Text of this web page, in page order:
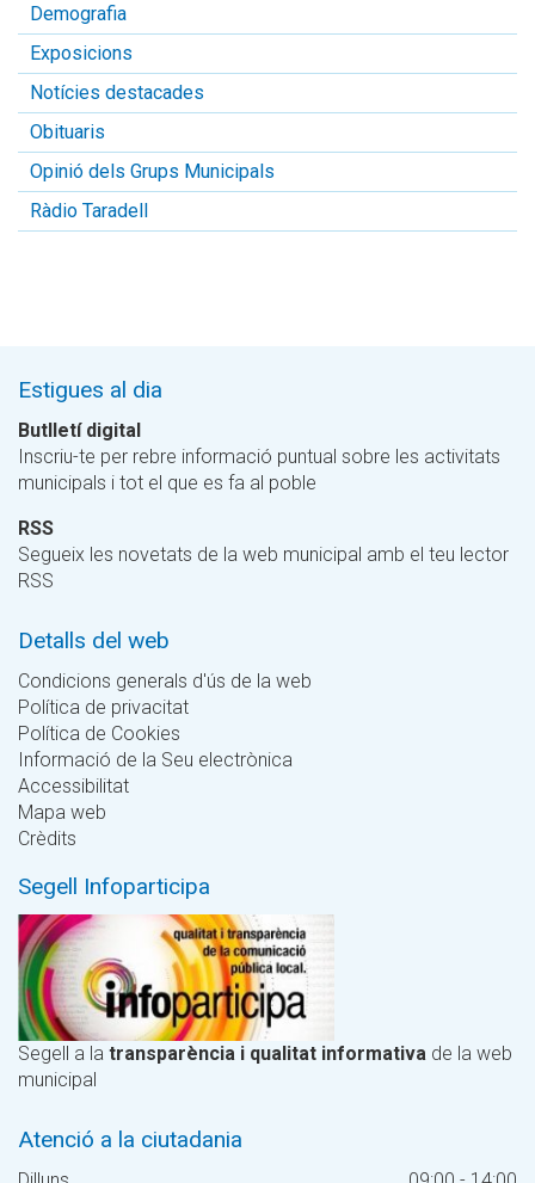
Demografia
Exposicions
Notícies destacades
Obituaris
Opinió dels Grups Municipals
Ràdio Taradell
Estigues al dia
Butlletí digital
Inscriu-te per rebre informació puntual sobre les activitats
municipals i tot el que es fa al poble
RSS
Segueix les novetats de la web municipal amb el teu lector
RSS
Detalls del web
Condicions generals d'ús de la web
Política de privacitat
Política de Cookies
Informació de la Seu electrònica
Accessibilitat
Mapa web
Crèdits
Segell Infoparticipa
Segell a la transparència i qualitat informativa de la web
municipal
Atenció a la ciutadania